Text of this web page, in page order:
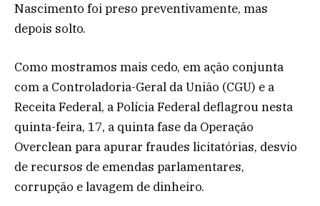
Nascimento foi preso preventivamente, mas
depois solto.
Como mostramos mais cedo, em ação conjunta
com a Controladoria-Geral da União (CGU) e a
Receita Federal, a Polícia Federal deflagrou nesta
quinta-feira, 17, a quinta fase da Operação
Overclean para apurar fraudes licitatórias, desvio
de recursos de emendas parlamentares,
corrupção e lavagem de dinheiro.